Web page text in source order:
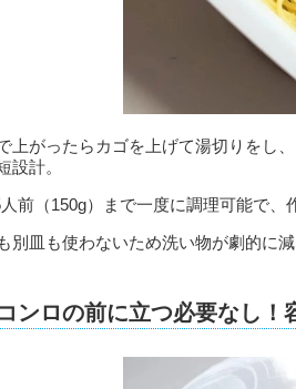
上がったらカゴを上げて湯切りをし
設計。
前（150g）まで一度に調理可能で、
別皿も使わないため洗い物が劇的に
コンロの前に立つ必要なし